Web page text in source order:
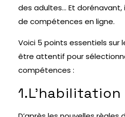
des adultes… Et dorénavant,
de compétences en ligne.
Voici 5 points essentiels sur
être attentif pour
compétences :